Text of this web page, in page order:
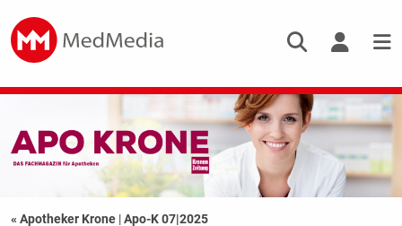
« Apotheker Krone |Apo-K 07|2025